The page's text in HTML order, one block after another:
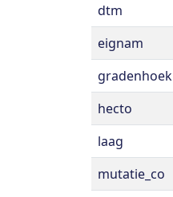
dtm
eignam
gradenhoek
hecto
laag
mutatie_co